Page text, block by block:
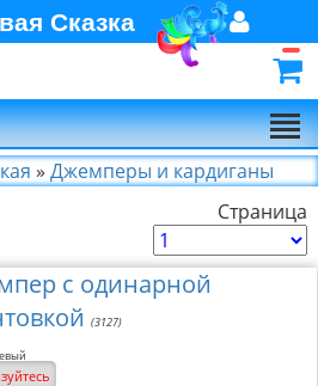
Сказка
Регистрация
Авторизуйтесь
» Джемперы и кардиганы
Страница
с одинарной
(3127)